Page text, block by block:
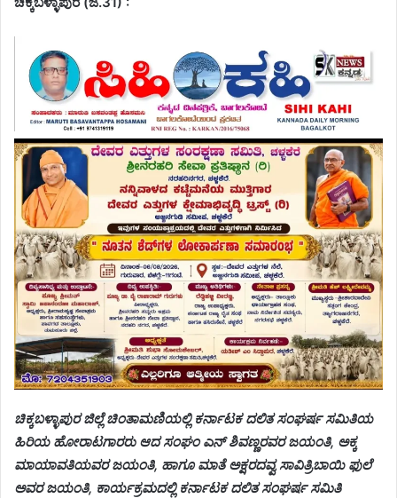
ಚಿಕ್ಕಬಳ್ಳಾಪುರ ಜಿಲ್ಲೆ ಚಿಂತಾಮಣಿಯಲ್ಲಿ ಕರ್ನಾಟಕ ದಲಿತ ಸಂಘರ್ಷ ಸಮಿತಿಯ
ಹಿರಿಯ ಹೋರಾಟಗಾರರು ಆದ ಸಂಘಂ ಎನ್ ಶಿವಣ್ಣರವರ ಜಯಂತಿ, ಅಕ್ಕ
ಮಾಯಾವತಿಯವರ ಜಯಂತಿ, ಹಾಗೂ ಮಾತೆ ಅಕ್ಷರದವ್ವ ಸಾವಿತ್ರಿಬಾಯಿ ಫುಲೆ
ಅವರ ಜಯಂತಿ, ಕಾರ್ಯಕ್ರಮದಲ್ಲಿ ಕರ್ನಾಟಕ ದಲಿತ ಸಂಘರ್ಷ ಸಮಿತಿ